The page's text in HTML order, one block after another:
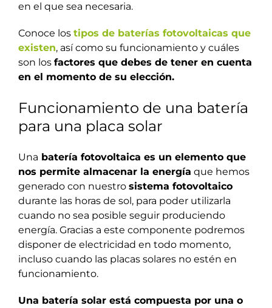
en el que sea necesaria.
Conoce los tipos de baterías fotovoltaicas que
existen, así como su funcionamiento y cuáles
son los factores que debes de tener en cuenta
en el momento de su elección.
Funcionamiento de una batería
para una placa solar
Una batería fotovoltaica es un elemento que
nos permite almacenar la energía que hemos
generado con nuestro sistema fotovoltaico
durante las horas de sol, para poder utilizarla
cuando no sea posible seguir produciendo
energía. Gracias a este componente podremos
disponer de electricidad en todo momento,
incluso cuando las placas solares no estén en
funcionamiento.
Una batería solar está compuesta por una o